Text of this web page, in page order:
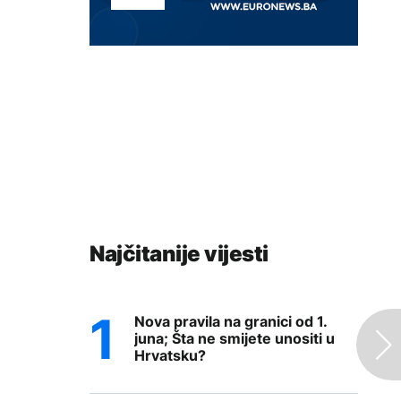
Najčitanije vijesti
Nova pravila na granici od 1.
juna; Šta ne smijete unositi u
Hrvatsku?